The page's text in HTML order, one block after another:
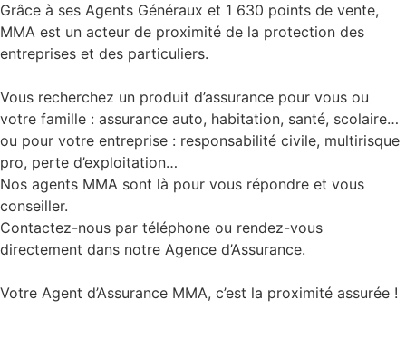
Grâce à ses Agents Généraux et 1 630 points de vente,
MMA est un acteur de proximité de la protection des
entreprises et des particuliers.
Vous recherchez un produit d’assurance pour vous ou
votre famille : assurance auto, habitation, santé, scolaire…
ou pour votre entreprise : responsabilité civile, multirisque
pro, perte d’exploitation…
Nos agents MMA sont là pour vous répondre et vous
conseiller.
Contactez-nous par téléphone ou rendez-vous
directement dans notre Agence d’Assurance.
Votre Agent d’Assurance MMA, c’est la proximité assurée !